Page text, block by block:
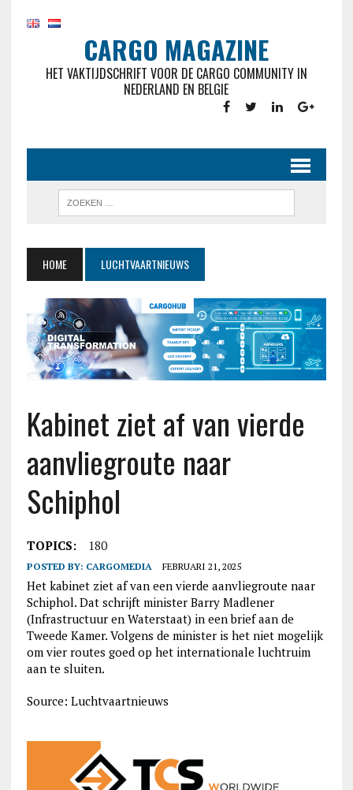
CARGO MAGAZINE
HET VAKTIJDSCHRIFT VOOR DE CARGO COMMUNITY IN
NEDERLAND EN BELGIE
HOME LUCHTVAARTNIEUWS
Kabinet ziet af van vierde
aanvliegroute naar
Schiphol
TOPICS: 180
POSTED BY: CARGOMEDIA FEBRUARI 21, 2025
Het kabinet ziet af van een vierde aanvliegroute naar
Schiphol. Dat schrijft minister Barry Madlener
(Infrastructuur en Waterstaat) in een brief aan de
Tweede Kamer. Volgens de minister is het niet mogelijk
om vier routes goed op het internationale luchtruim
aan te sluiten.
Source: Luchtvaartnieuws